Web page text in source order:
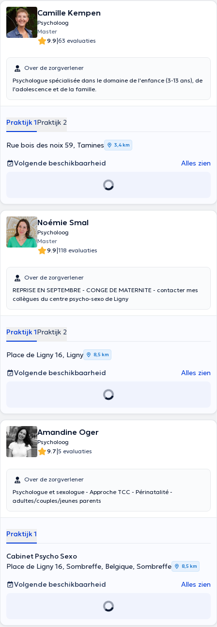
Camille Kempen
Psycholoog
Master
9.9|63 evaluaties
Over de zorgverlener
Psychologue spécialisée dans le domaine de l'enfance (3-13 ans), de
l'adolescence et de la famille.
Praktijk 1Praktijk 2
Rue bois des noix 59, Tamines 3,4 km
Volgende beschikbaarheid Alles zien
Noémie Smal
Psycholoog
Master
9.9|118 evaluaties
Over de zorgverlener
REPRISE EN SEPTEMBRE - CONGE DE MATERNITE - contacter mes
collègues du centre psycho-sexo de Ligny
Praktijk 1Praktijk 2
Place de Ligny 16, Ligny 8,5 km
Volgende beschikbaarheid Alles zien
Amandine Oger
Psycholoog
9.7|5 evaluaties
Over de zorgverlener
Psychologue et sexologue - Approche TCC - Périnatalité -
adultes/couples/jeunes parents
Praktijk 1
Cabinet Psycho Sexo
Place de Ligny 16, Sombreffe, Belgique, Sombreffe
8,5 km
Volgende beschikbaarheid Alles zien